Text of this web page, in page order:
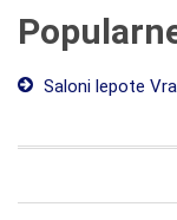
Saloni lepote